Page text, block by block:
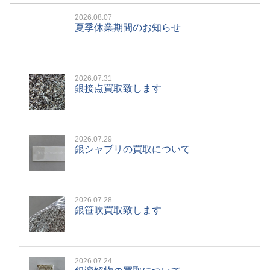
2026.08.07
夏季休業期間のお知らせ
2026.07.31
銀接点買取致します
2026.07.29
銀シャブリの買取について
2026.07.28
銀笹吹買取致します
2026.07.24